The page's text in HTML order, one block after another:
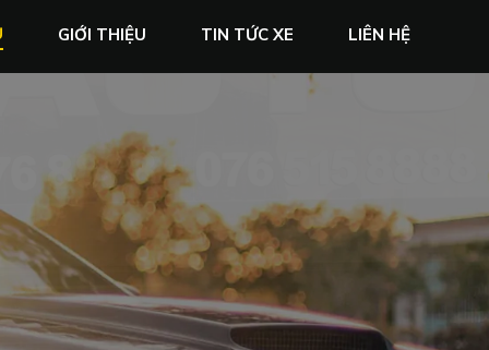
GIỚI THIỆU TIN TỨC XE LIÊN HỆ